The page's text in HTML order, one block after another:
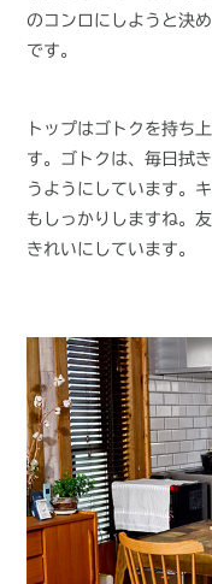
のコンロにしようと決
です。
トップはゴトクを持ち
す。ゴトクは、毎日拭
うようにしています。
もしっかりしますね。
きれいにしています。